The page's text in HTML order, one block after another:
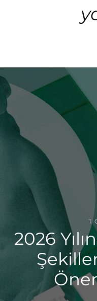
1
2026